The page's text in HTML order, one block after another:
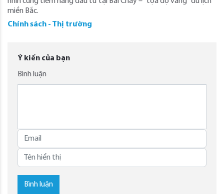
miền Bắc.
Chính sách - Thị trường
Ý kiến của bạn
Bình luận
Bình luận